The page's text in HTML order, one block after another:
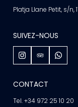
Platja Llane Petit, s/
SUIVEZ-NOUS
CONTACT
Tel. +34 972 25 10 20